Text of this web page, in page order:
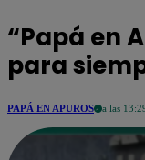
“Papá en
para
PAPÁ EN APUROS a las